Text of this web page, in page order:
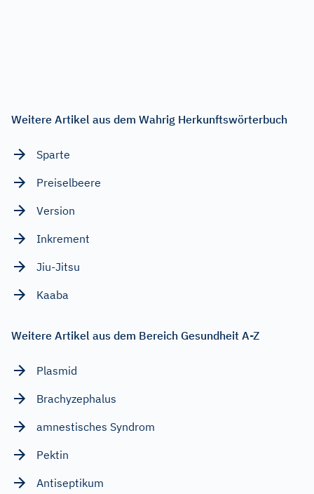
Weitere Artikel aus dem Wahrig Herkunftswörterbuch
Sparte
Preiselbeere
Version
Inkrement
Jiu-Jitsu
Kaaba
Weitere Artikel aus dem Bereich Gesundheit A-Z
Plasmid
Brachyzephalus
amnestisches Syndrom
Pektin
Antiseptikum